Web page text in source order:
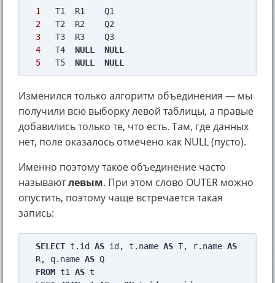
1
2
3
4
   T4
NULL
NULL
5
   T5
NULL NULL
Изменился только алгоритм объединения — мы
получили всю выборку левой таблицы, а правые
добавились только те, что есть. Там, где данных
нет, поле оказалось отмечено как NULL (пусто).
Именно поэтому такое объединение часто
называютлевым. При этом слово OUTER можно
опустить, поэтому чаще встречается такая
запись:
SELECT t.id AS id, t.name AS T, r.name AS
R, q.name AS
FROM t1 AS t